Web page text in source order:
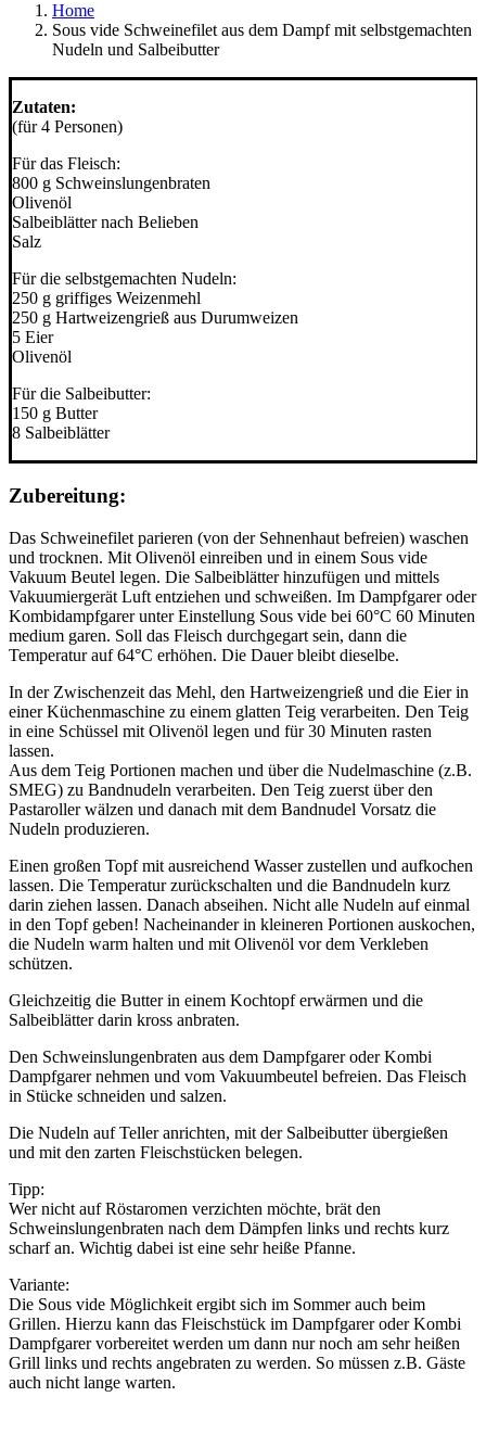
Home
Sous vide Schweinefilet aus dem Dampf mit selbstgemachten
Nudeln und Salbeibutter
Zutaten:
(für 4 Personen)
Für das Fleisch:
800 g Schweinslungenbraten
Olivenöl
Salbeiblätter nach Belieben
Salz
Für die selbstgemachten Nudeln:
250 g griffiges Weizenmehl
250 g Hartweizengrieß aus Durumweizen
5 Eier
Olivenöl
Für die Salbeibutter:
150 g Butter
8 Salbeiblätter
Zubereitung:
Das Schweinefilet parieren (von der Sehnenhaut befreien) waschen
und trocknen. Mit Olivenöl einreiben und in einem Sous vide
Vakuum Beutel legen. Die Salbeiblätter hinzufügen und mittels
Vakuumiergerät Luft entziehen und schweißen. Im Dampfgarer oder
Kombidampfgarer unter Einstellung Sous vide bei 60°C 60 Minuten
medium garen. Soll das Fleisch durchgegart sein, dann die
Temperatur auf 64°C erhöhen. Die Dauer bleibt dieselbe.
In der Zwischenzeit das Mehl, den Hartweizengrieß und die Eier in
einer Küchenmaschine zu einem glatten Teig verarbeiten. Den Teig
in eine Schüssel mit Olivenöl legen und für 30 Minuten rasten
lassen.
Aus dem Teig Portionen machen und über die Nudelmaschine (z.B.
SMEG) zu Bandnudeln verarbeiten. Den Teig zuerst über den
Pastaroller wälzen und danach mit dem Bandnudel Vorsatz die
Nudeln produzieren.
Einen großen Topf mit ausreichend Wasser zustellen und aufkochen
lassen. Die Temperatur zurückschalten und die Bandnudeln kurz
darin ziehen lassen. Danach abseihen. Nicht alle Nudeln auf einmal
in den Topf geben! Nacheinander in kleineren Portionen auskochen,
die Nudeln warm halten und mit Olivenöl vor dem Verkleben
schützen.
Gleichzeitig die Butter in einem Kochtopf erwärmen und die
Salbeiblätter darin kross anbraten.
Den Schweinslungenbraten aus dem Dampfgarer oder Kombi
Dampfgarer nehmen und vom Vakuumbeutel befreien. Das Fleisch
in Stücke schneiden und salzen.
Die Nudeln auf Teller anrichten, mit der Salbeibutter übergießen
und mit den zarten Fleischstücken belegen.
Tipp:
Wer nicht auf Röstaromen verzichten möchte, brät den
Schweinslungenbraten nach dem Dämpfen links und rechts kurz
scharf an. Wichtig dabei ist eine sehr heiße Pfanne.
Variante:
Die Sous vide Möglichkeit ergibt sich im Sommer auch beim
Grillen. Hierzu kann das Fleischstück im Dampfgarer oder Kombi
Dampfgarer vorbereitet werden um dann nur noch am sehr heißen
Grill links und rechts angebraten zu werden. So müssen z.B. Gäste
auch nicht lange warten.